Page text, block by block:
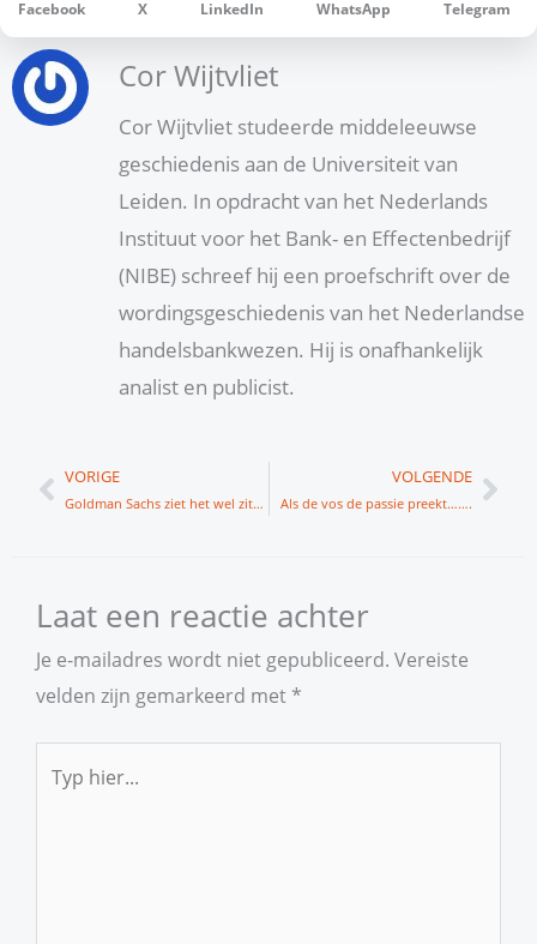
Facebook X LinkedIn WhatsApp Telegram
Cor Wijtvliet
Cor Wijtvliet studeerde middeleeuwse
geschiedenis aan de Universiteit van
Leiden. In opdracht van het Nederlands
Instituut voor het Bank- en Effectenbedrijf
(NIBE) schreef hij een proefschrift over de
wordingsgeschiedenis van het Nederlandse
handelsbankwezen. Hij is onafhankelijk
analist en publicist.
Vorige
VORIGE
Goldman Sachs ziet het wel zitten in 2021
VOLGENDE
Als de vos de passie preekt…….
Laat een reactie achter
Je e-mailadres wordt niet gepubliceerd. Vereiste
velden zijn gemarkeerd met *
hier...